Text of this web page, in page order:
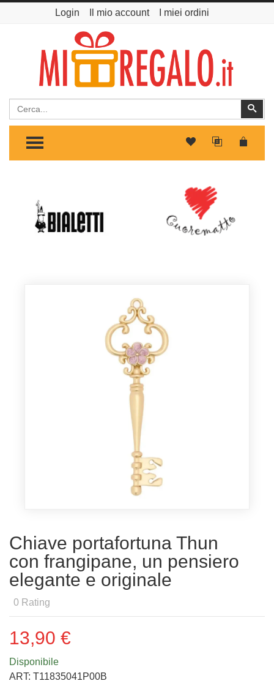
Login Il mio account I miei ordini
Cerca
TOGGLE MENU
Chiave portafortuna Thun
con frangipane, un pensiero
elegante e originale
0 Rating
13,90 €
Disponibile
ART: T11835041P00B